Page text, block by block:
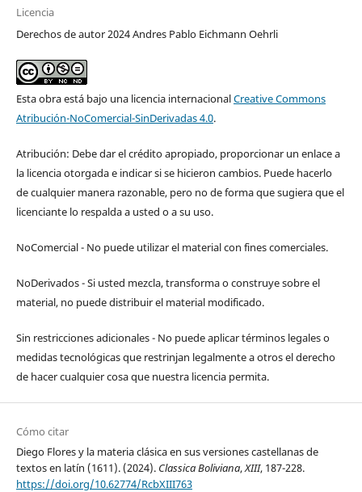
Licencia
Derechos de autor 2024 Andres Pablo Eichmann Oehrli
Esta obra está bajo una licencia internacionalCreative Commons
Atribución-NoComercial-SinDerivadas 4.0.
Atribución: Debe dar el crédito apropiado, proporcionar un enlace a
la licencia otorgada e indicar si se hicieron cambios. Puede hacerlo
de cualquier manera razonable, pero no de forma que sugiera que el
licenciante lo respalda a usted o a su uso.
NoComercial - No puede utilizar el material con fines comerciales.
NoDerivados - Si usted mezcla, transforma o construye sobre el
material, no puede distribuir el material modificado.
Sin restricciones adicionales - No puede aplicar términos legales o
medidas tecnológicas que restrinjan legalmente a otros el derecho
de hacer cualquier cosa que nuestra licencia permita.
Cómo citar
Diego Flores y la materia clásica en sus versiones castellanas de
textos en latín (1611). (2024). Classica Boliviana,XIII, 187-228.
https://doi.org/10.62774/RcbXIII763